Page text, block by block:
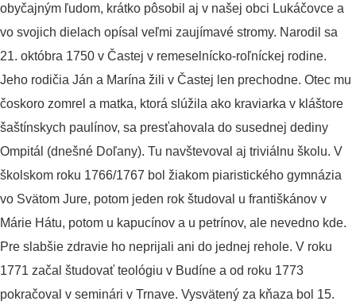
obyčajným ľudom, krátko pôsobil aj v našej obci Lukáčovce a
vo svojich dielach opísal veľmi zaujímavé stromy. Narodil sa
21. októbra 1750 v Častej v remeselnícko-roľníckej rodine.
Jeho rodičia Ján a Marína žili v Častej len prechodne. Otec mu
čoskoro zomrel a matka, ktorá slúžila ako kraviarka v kláštore
šaštínskych paulínov, sa presťahovala do susednej dediny
Ompitál (dnešné Doľany). Tu navštevoval aj triviálnu školu. V
školskom roku 1766/1767 bol žiakom piaristického gymnázia
vo Svätom Jure, potom jeden rok študoval u františkánov v
Márie Hátu, potom u kapucínov a u petrínov, ale nevedno kde.
Pre slabšie zdravie ho neprijali ani do jednej rehole. V roku
1771 začal študovať teológiu v Budíne a od roku 1773
pokračoval v seminári v Trnave. Vysvätený za kňaza bol 15.